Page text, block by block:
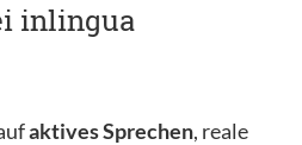
inlingua
aktives Sprechen, reale